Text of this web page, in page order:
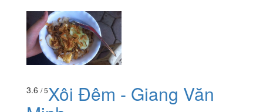
3.6 / 5Xôi Đêm - Giang Văn